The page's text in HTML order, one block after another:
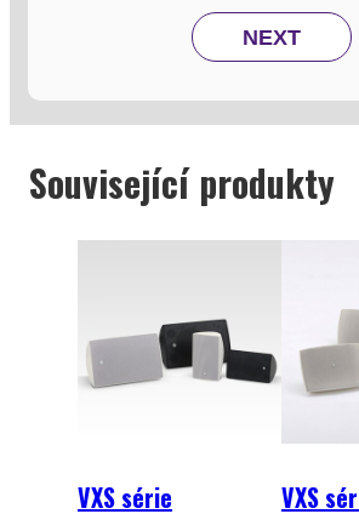
NEXT
Související produkty
VXS série VXS